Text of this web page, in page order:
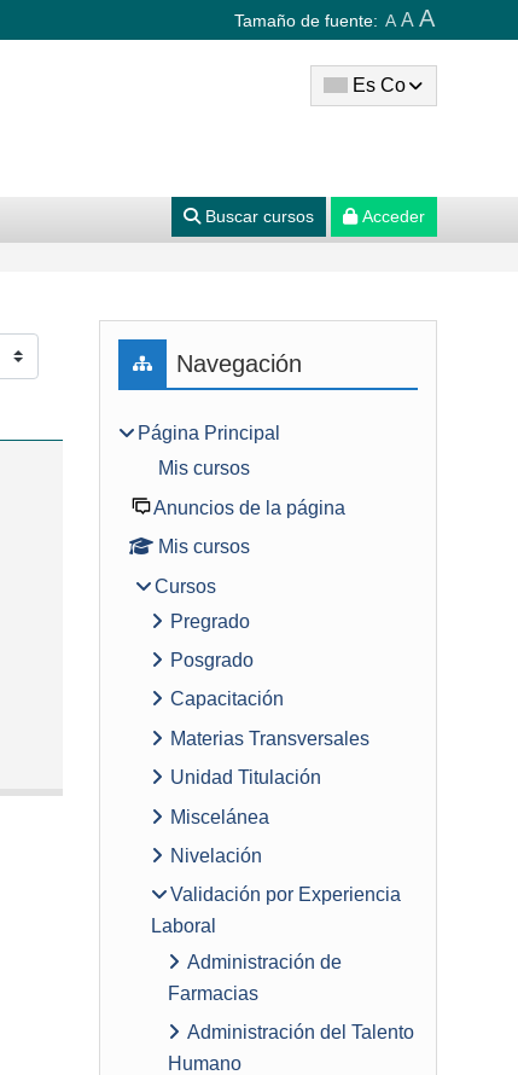
Tamaño de fuente: A A A
Es Co
Buscar cursos Acceder
Bloques
Navegación
Página Principal
Mis cursos
Anuncios de la página
Mis cursos
Cursos
Pregrado
Posgrado
Capacitación
Materias Transversales
Unidad Titulación
Miscelánea
Nivelación
Validación por Experiencia
Laboral
Administración de
Farmacias
Administración del Talento
Humano